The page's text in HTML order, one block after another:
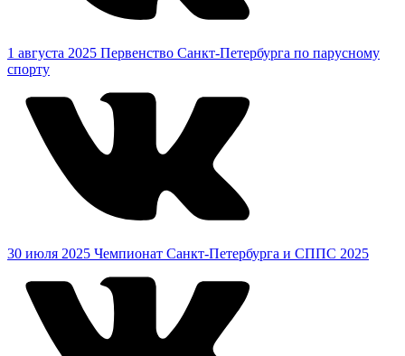
1 августа 2025 Первенство Санкт-Петербурга по парусному
спорту
30 июля 2025 Чемпионат Санкт-Петербурга и СППС 2025